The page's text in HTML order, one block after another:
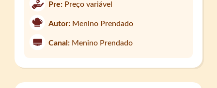
Pre: Preço variável
Autor: Menino Prendado
Canal: Menino Prendado